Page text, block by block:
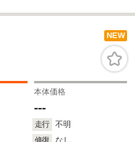
NEW
本体価格
---
走行
不明